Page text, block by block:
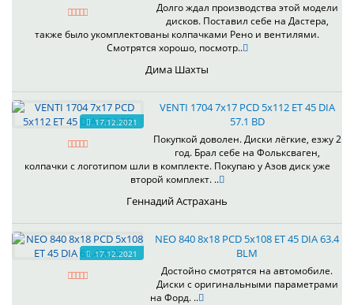
Долго ждал производства этой модели
дисков. Поставил себе на Дастера,
также было укомплектованы колпачками Рено и вентилями.
Смотрятся хорошо, посмотр..
Дима Шахты
17.12.2021
VENTI 1704 7x17 PCD 5x112 ET 45 DIA
57.1 BD
Покупкой доволен. Диски лёгкие, езжу 2
год. Брал себе на Фольксваген,
колпачки с логотипом шли в комплекте. Покупаю у Азов диск уже
второй комплект. ..
Геннадий Астрахань
17.12.2021
NEO 840 8x18 PCD 5x108 ET 45 DIA 63.4
BLM
Достойно смотрятся на автомобиле.
Диски с оригинальными параметрами
на Форд. ..